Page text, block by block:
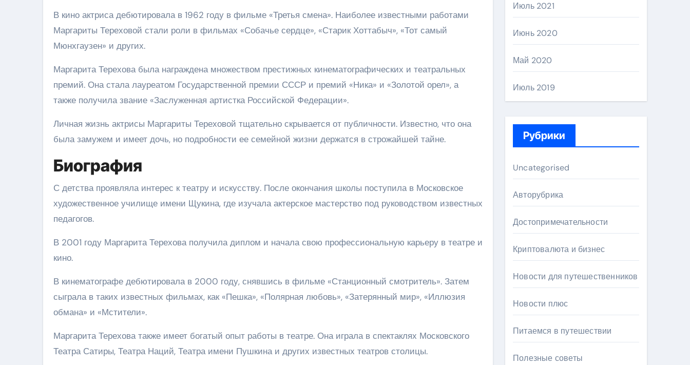
В кино актриса дебютировала в 1962 году в фильме «Третья смена». Наиболее известными работами
Маргариты Тереховой стали роли в фильмах «Собачье сердце», «Старик Хоттабыч», «Тот самый
Мюнхгаузен» и других.
Маргарита Терехова была награждена множеством престижных кинематографических и театральных
премий. Она стала лауреатом Государственной премии СССР и премий «Ника» и «Золотой орел», а
также получила звание «Заслуженная артистка Российской Федерации».
Личная жизнь актрисы Маргариты Тереховой тщательно скрывается от публичности. Известно, что она
была замужем и имеет дочь, но подробности ее семейной жизни держатся в строжайшей тайне.
Биография
С детства проявляла интерес к театру и искусству. После окончания школы поступила в Московское
художественное училище имени Щукина, где изучала актерское мастерство под руководством известных
педагогов.
В 2001 году Маргарита Терехова получила диплом и начала свою профессиональную карьеру в театре и
кино.
В кинематографе дебютировала в 2000 году, снявшись в фильме «Станционный смотритель». Затем
сыграла в таких известных фильмах, как «Пешка», «Полярная любовь», «Затерянный мир», «Иллюзия
обмана» и «Мстители».
Маргарита Терехова также имеет богатый опыт работы в театре. Она играла в спектаклях Московского
Театра Сатиры, Театра Наций, Театра имени Пушкина и других известных театров столицы.
Июль 2021
Июнь 2020
Май 2020
Июль 2019
Рубрики
Uncategorised
Авторубрика
Достопримечательности
Криптовалюта и бизнес
Новости для путешественников
Новости плюс
Питаемся в путешествии
Полезные советы